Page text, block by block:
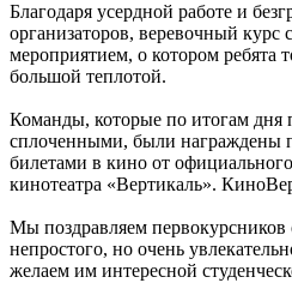
Благодаря усердной работе и
организаторов, веревочный курс
мероприятием, о котором ребята
большой теплотой.
Команды, которые по итогам дня
сплоченными, были
билетами в кино от
кинотеатра «Вертикаль».
Мы поздравляем
непростого, но очень
желаем им интересной